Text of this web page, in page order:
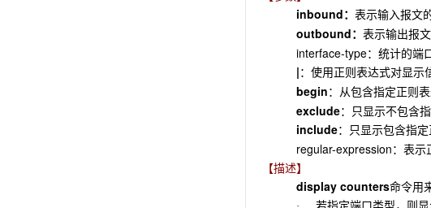
inbound： 表示输入报文
outbound： 表示输出报
interface-type：统计的端
|：使用正则表达式对显示
begin：从包含指定正则
exclude：只显示不包含
include：只显示包含指定
regular-expression：表示
【描述】
display counters命令用